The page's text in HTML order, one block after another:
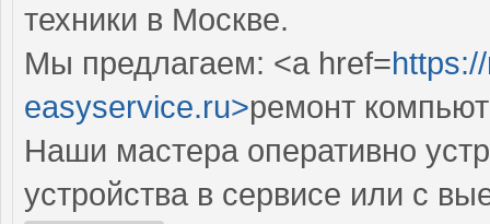
техники в Москве.
Мы предлагаем: <a href=
easyservice.ru>ремонт
Наши мастера оперативно
устройства в сервисе или с